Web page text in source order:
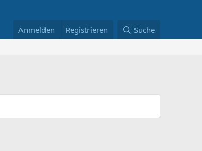
Anmelden Registrieren Suche